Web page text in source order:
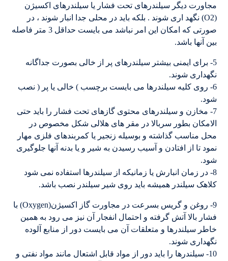
مجاورت دیگر سیلندرهای تحت فشار یا سیلندرهای اکسیژن
(O2) نگهد اری شوند . بلکه باید در محلی جدا انبار شوند ، در
صورتی که امکان این امر نباشد می بایست حداقل 3 متر فاصله
بین آنها باشد.
5- برای ایمنی بیشتر سیلندرهای پر از خالی بصورت جداگانه
نگهداری شوند.
6- روی کلیه سیلندرها می بایست برچسب ) خالی یا پر ( نصب
شود.
7- مخازن و سیلندرهای محتوی گازهای تحت فشار را باید حتی
الامکان بطور سربالا در مقر های هلالی شکل مخصوص در
محل مناسب گذاشته و بوسیله زنجیر یا کمربندهای فلزی مهار
نمود تا از افتادن و آسیب رسیدن به شیر و یا بدنه آنها جلوگیری
شود.
8- در زمان انبارش یا زمانیکه از سیلندرها استفاده نمی شود
کلاهک سیلندر همیشه باید روی شیر سیلندر نصب باشد.
9- روغن و گریس بسرعت در مجاورت گاز اکسیژن(Oxygen) با
فشار بالا آتش گرفته و احتمال انفجار آن نیز می رود به همین
خاطر سیلندرها و متعلقات آن می بایست دور از منابع آلوده
نگهداری شوند.
10- سیلندرها را باید دور از مواد قابل اشتعال مانند مواد نفتی و